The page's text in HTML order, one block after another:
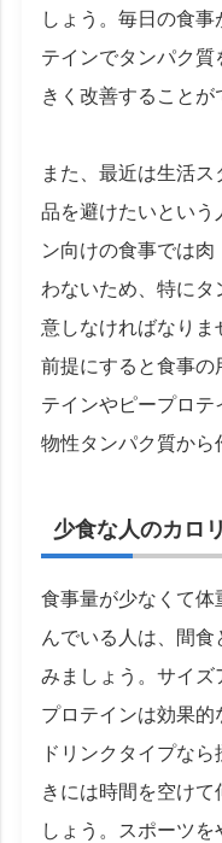
しょう。毎日の食
テインでタンパク
きく改善することが
また、最近は生活
品を避けたいとい
ン向けの食事では
わないため、特に
意しなければなりま
前提にすると食事の
テインやピープロ
物性タンパク質から
少食な人のカロ
食事量が少なくて体
んでいる人は、間
みましょう。サイズ
プロテインは効果的
ドリンクタイプな
きには時間を空け
しょう。スポーツ